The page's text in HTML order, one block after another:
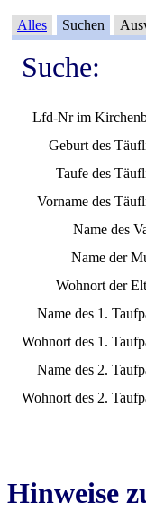
Alles Suchen
Suche:
Lfd-Nr im
Geburt des
Taufe des
Vorname des
Name des
Name der
Wohnort der
Name des 1.
Wohnort des 1.
Name des 2.
Wohnort des 2.
Hinweise